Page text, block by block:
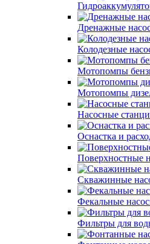
Дренажные
Колодезные
Мотопомпы
Мотопомпы
Насосные
Оснастка и
Поверхностные
Скважинные
Фекальные
Фильтры для